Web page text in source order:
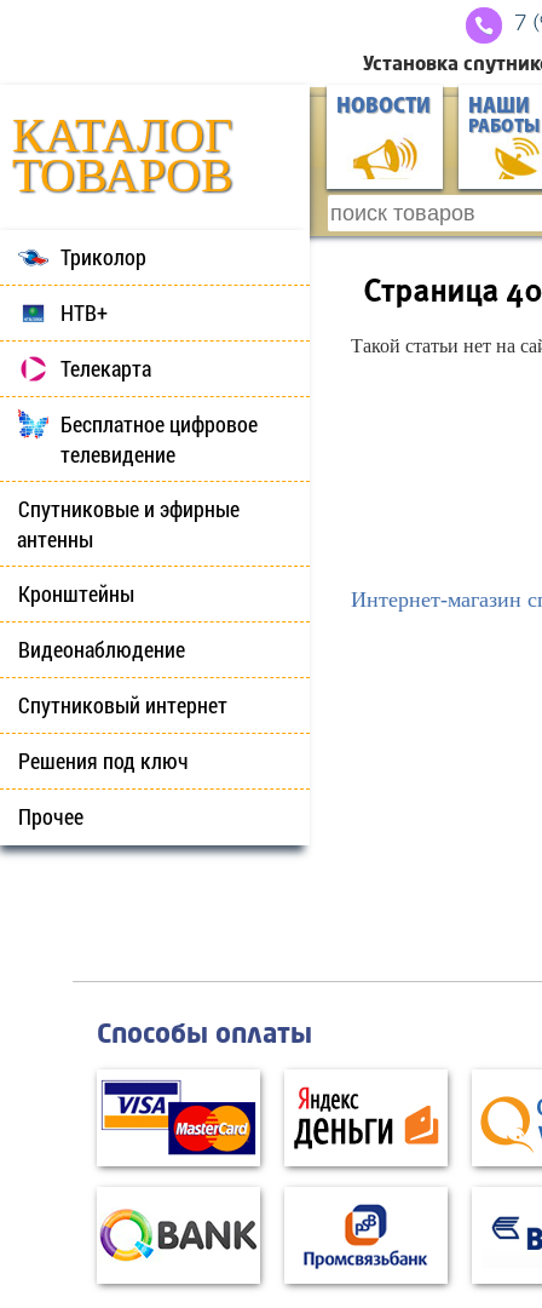
7
Установка
КАТАЛОГ
ТОВАРОВ
НОВОСТИ НАШИ
РАБОТЫ
Триколор
НТВ+
Телекарта
Бесплатное цифровое
телевидение
Спутниковые и эфирные
антенны
Кронштейны
Видеонаблюдение
Спутниковый интернет
Решения под ключ
Прочее
Страница
Такой статьи нет на
Интернет-магазин
Способы оплаты